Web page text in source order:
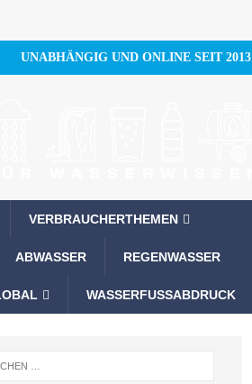
UNABHÄNGIG UND ONLINE SEIT 2013
VERBRAUCHERTHEMEN
ABWASSER REGENWASSER
WASSERFUSSABDRUCK